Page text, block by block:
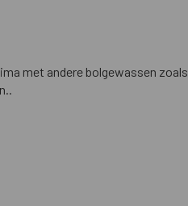
met andere bolgewassen zoals